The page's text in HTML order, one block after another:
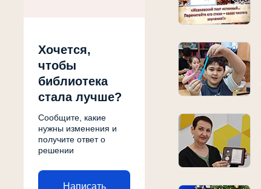
Хочется,
чтобы
библиотека
стала лучше?
Сообщите, какие
нужны изменения и
получите ответ о
решении
Написать